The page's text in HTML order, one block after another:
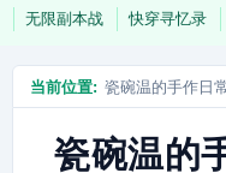
无限副本战 快穿寻忆录
当前位置: 瓷碗温的手作日
瓷碗温的